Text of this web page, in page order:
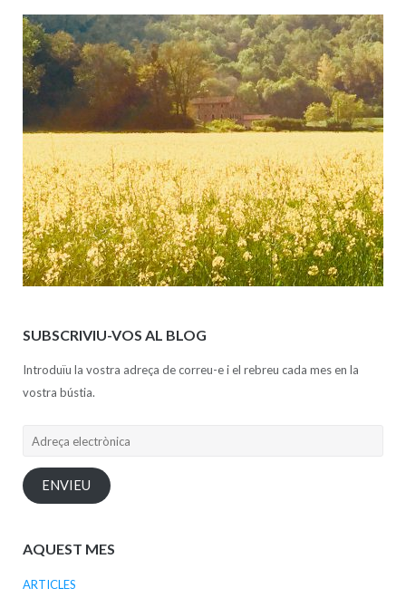
SUBSCRIVIU-VOS AL BLOG
Introduïu la vostra adreça de correu-e i el rebreu cada mes en la
vostra bústia.
Adreça
ENVIEU
AQUEST MES
ARTICLES